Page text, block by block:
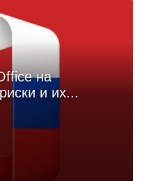
на
и их...